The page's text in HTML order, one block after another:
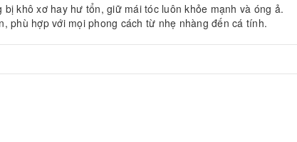
khô xơ hay hư tổn, giữ mái tóc luôn khỏe mạnh và óng ả.
phù hợp với mọi phong cách từ nhẹ nhàng đến cá tính.